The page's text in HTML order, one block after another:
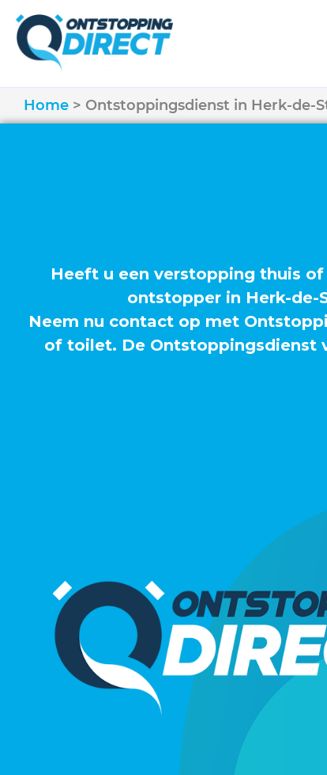
Home Ontstoppingsdienst in Herk-de-
Heeft u een verstopping thuis
ontstopper in Herk-
Neem nu contact op met
of toilet. De Ontstoppingsdienst